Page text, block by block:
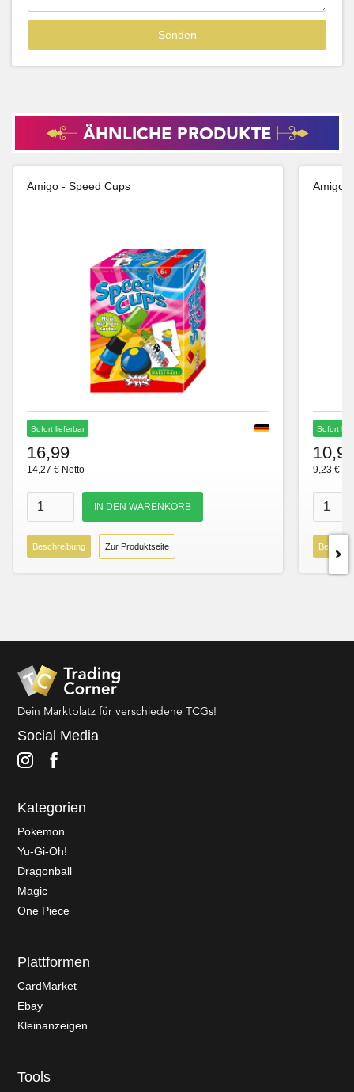
ÄHNLICHE PRODUKTE
Amigo - Speed Cups
Sofort lieferbar
16,99
14,27 € Netto
Beschreibung Zur Produktseite
Amigo
Sofort
9,23 €
Dein Marktplatz für verschiedene TCGs!
Social Media
Kategorien
Pokemon
Yu-Gi-Oh!
Dragonball
Magic
One Piece
Plattformen
CardMarket
Ebay
Kleinanzeigen
Tools